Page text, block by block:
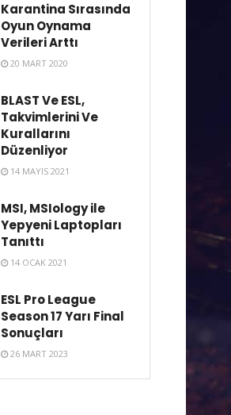
Karantina Sırasında
Oyun Oynama
Verileri Arttı
20 MART 2020
BLAST Ve ESL,
Takvimlerini Ve
Kurallarını
Düzenliyor
14 MAYIS 2021
MSI, MSIology ile
Yepyeni Laptopları
Tanıttı
14 OCAK 2021
ESL Pro League
Season 17 Yarı Final
Sonuçları
26 MART 2023